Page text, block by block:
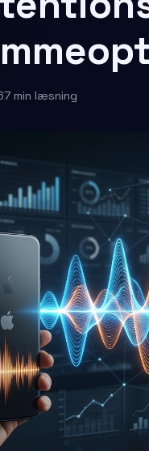
7 min læsning